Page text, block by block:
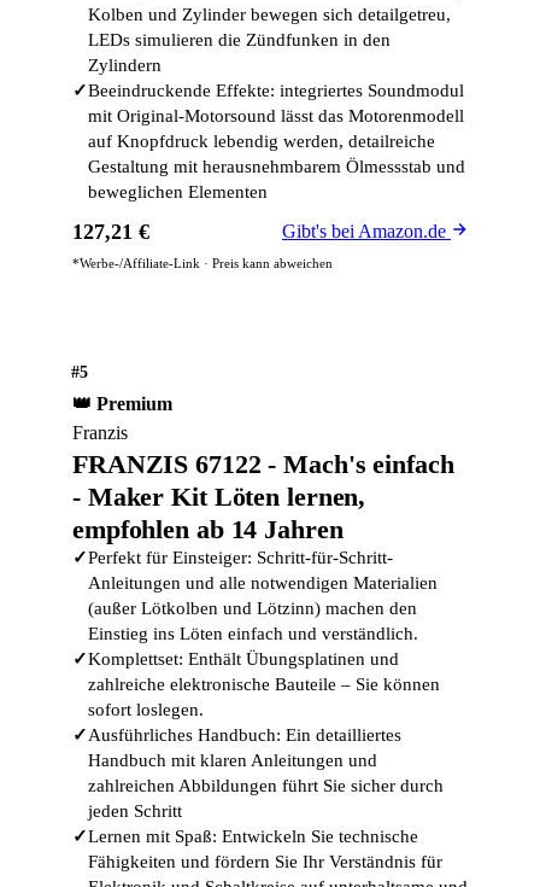
Kolben und Zylinder bewegen sich detailgetreu,
LEDs simulieren die Zündfunken in den
Zylindern
✓Beeindruckende Effekte: integriertes Soundmodul
mit Original-Motorsound lässt das Motorenmodell
auf Knopfdruck lebendig werden, detailreiche
Gestaltung mit herausnehmbarem Ölmessstab und
beweglichen Elementen
127,21 € Gibt's bei Amazon.de
*Werbe-/Affiliate-Link · Preis kann abweichen
#5
👑 Premium
Franzis
FRANZIS 67122 - Mach's einfach
- Maker Kit Löten lernen,
empfohlen ab 14 Jahren
✓Perfekt für Einsteiger: Schritt-für-Schritt-
Anleitungen und alle notwendigen Materialien
(außer Lötkolben und Lötzinn) machen den
Einstieg ins Löten einfach und verständlich.
✓Komplettset: Enthält Übungsplatinen und
zahlreiche elektronische Bauteile – Sie können
sofort loslegen.
✓Ausführliches Handbuch: Ein detailliertes
Handbuch mit klaren Anleitungen und
zahlreichen Abbildungen führt Sie sicher durch
jeden Schritt
✓Lernen mit Spaß: Entwickeln Sie technische
Fähigkeiten und fördern Sie Ihr Verständnis für